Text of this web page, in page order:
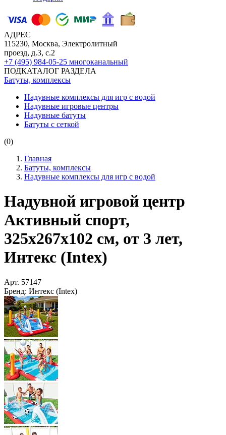
АДРЕС
115230, Москва, Электролитный
проезд, д.3, с.2
+7 (495) 984-05-25 многоканальный
ПОДКАТАЛОГ РАЗДЕЛА
Батуты, комплексы
Надувные комплексы для игр с водой
Надувные игровые центры
Надувные батуты
Батуты с сеткой
(0)
Главная
Батуты, комплексы
Надувные комплексы для игр с водой
Надувной игровой центр
Активный спорт,
325х267х102 см, от 3 лет,
Интекс (Intex)
Арт. 57147
Бренд: Интекс (Intex)